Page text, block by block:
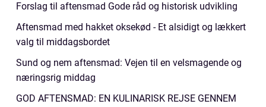
Forslag til aftensmad Gode råd og historisk udvikling
Aftensmad med hakket oksekød - Et alsidigt og lækkert
valg til middagsbordet
Sund og nem aftensmad: Vejen til en velsmagende og
næringsrig middag
GOD AFTENSMAD: EN KULINARISK REJSE GENNEM